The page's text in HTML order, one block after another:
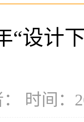
“设计
时间：